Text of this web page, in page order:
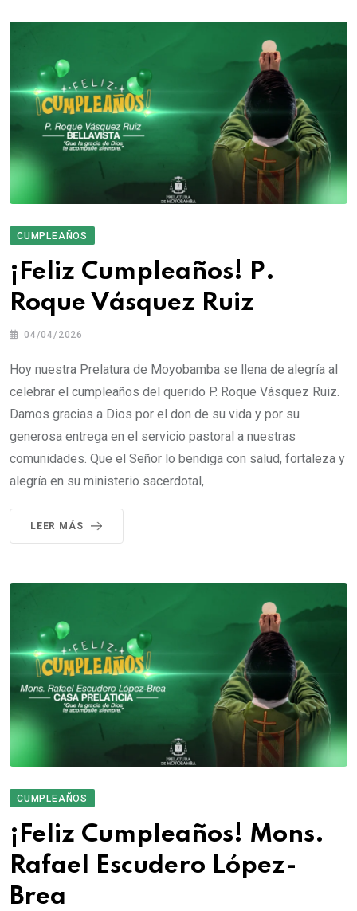
CUMPLEAÑOS
¡Feliz Cumpleaños! P.
Roque Vásquez Ruiz
04/04/2026
Hoy nuestra Prelatura de Moyobamba se llena de alegría al
celebrar el cumpleaños del querido P. Roque Vásquez Ruiz.
Damos gracias a Dios por el don de su vida y por su
generosa entrega en el servicio pastoral a nuestras
comunidades. Que el Señor lo bendiga con salud, fortaleza y
alegría en su ministerio sacerdotal,
LEER MÁS
CUMPLEAÑOS
¡Feliz Cumpleaños! Mons.
Rafael Escudero López-
Brea